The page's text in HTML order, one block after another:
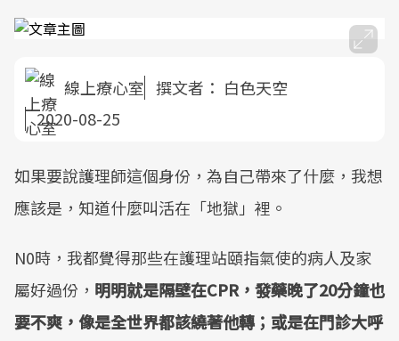
線上療心室 撰文者： 白色天空
2020-08-25
如果要說護理師這個身份，為自己帶來了什麼，我想
應該是，知道什麼叫活在「地獄」裡。
N0時，我都覺得那些在護理站頤指氣使的病人及家
屬好過份， 明明就是隔壁在CPR，發藥晚了20分鐘也
要不爽，像是全世界都該繞著他轉；或是在門診大呼